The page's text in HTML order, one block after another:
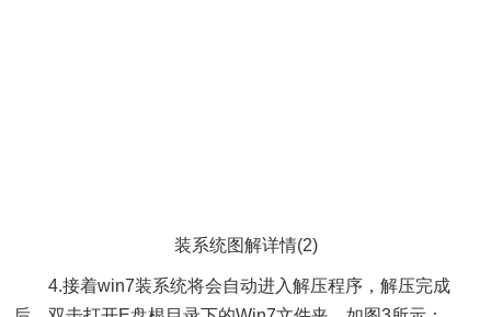
装系统图解详情(2)
4.接着win7装系统将会自动进入解压程序，解压完成